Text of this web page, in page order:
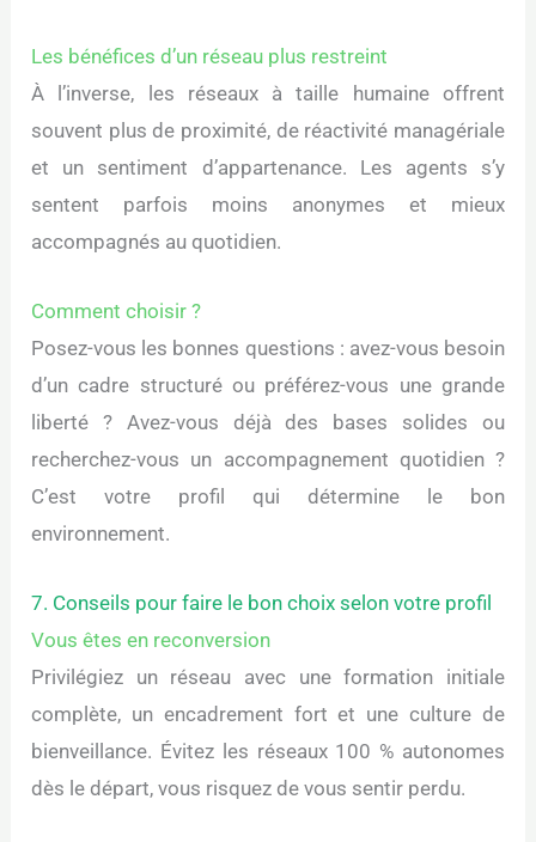
Les bénéfices d’un réseau plus restreint
À l’inverse, les réseaux à taille humaine offrent
souvent plus de proximité, de réactivité managériale
et un sentiment d’appartenance. Les agents s’y
sentent parfois moins anonymes et mieux
accompagnés au quotidien.
Comment choisir ?
Posez-vous les bonnes questions : avez-vous besoin
d’un cadre structuré ou préférez-vous une grande
liberté ? Avez-vous déjà des bases solides ou
recherchez-vous un accompagnement quotidien ?
C’est votre profil qui détermine le bon
environnement.
7. Conseils pour faire le bon choix selon votre profil
Vous êtes en reconversion
Privilégiez un réseau avec une formation initiale
complète, un encadrement fort et une culture de
bienveillance. Évitez les réseaux 100 % autonomes
dès le départ, vous risquez de vous sentir perdu.